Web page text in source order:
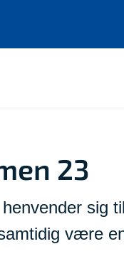
23
sig
være